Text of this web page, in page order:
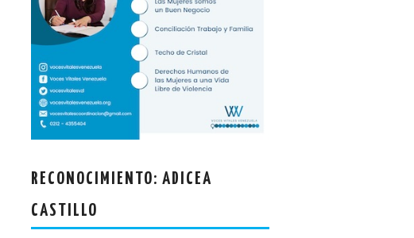
RECONOCIMIENTO: ADICEA
CASTILLO